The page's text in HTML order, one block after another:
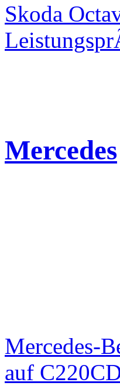
Skoda
Mercedes
Mercedes-
auf